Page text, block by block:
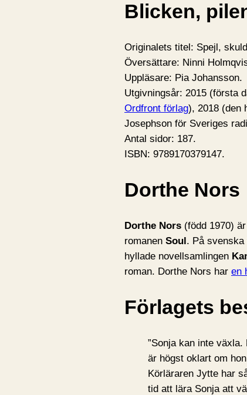
Blicken,
Originalets titel: Spejl,
Översättare: Ninni
Uppläsare: Pia Johansson.
Utgivningsår: 2015 (första
Ordfront förlag), 2018 (den
Josephson för Sveriges
Antal sidor: 187.
ISBN: 9789170379147.
Dorthe Nors
Dorthe Nors (född 1970)
romanen Soul. På
hyllade novellsamlingen
roman. Dorthe Nors har en
Förlagets
”Sonja kan inte
är högst oklart om
Körläraren Jytte har
tid att lära Sonja att